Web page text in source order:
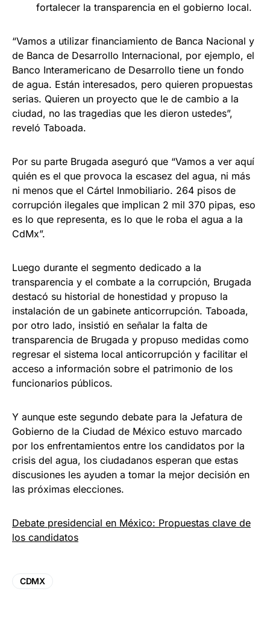
fortalecer la transparencia en el gobierno local.
“Vamos a utilizar financiamiento de Banca Nacional y
de Banca de Desarrollo Internacional, por ejemplo, el
Banco Interamericano de Desarrollo tiene un fondo
de agua. Están interesados, pero quieren propuestas
serias. Quieren un proyecto que le de cambio a la
ciudad, no las tragedias que les dieron ustedes”,
reveló Taboada.
Por su parte Brugada aseguró que “Vamos a ver aquí
quién es el que provoca la escasez del agua, ni más
ni menos que el Cártel Inmobiliario. 264 pisos de
corrupción ilegales que implican 2 mil 370 pipas, eso
es lo que representa, es lo que le roba el agua a la
CdMx”.
Luego durante el segmento dedicado a la
transparencia y el combate a la corrupción, Brugada
destacó su historial de honestidad y propuso la
instalación de un gabinete anticorrupción. Taboada,
por otro lado, insistió en señalar la falta de
transparencia de Brugada y propuso medidas como
regresar el sistema local anticorrupción y facilitar el
acceso a información sobre el patrimonio de los
funcionarios públicos.
Y aunque este segundo debate para la Jefatura de
Gobierno de la Ciudad de México estuvo marcado
por los enfrentamientos entre los candidatos por la
crisis del agua, los ciudadanos esperan que estas
discusiones les ayuden a tomar la mejor decisión en
las próximas elecciones.
Debate presidencial en México: Propuestas clave de
los candidatos
CDMX